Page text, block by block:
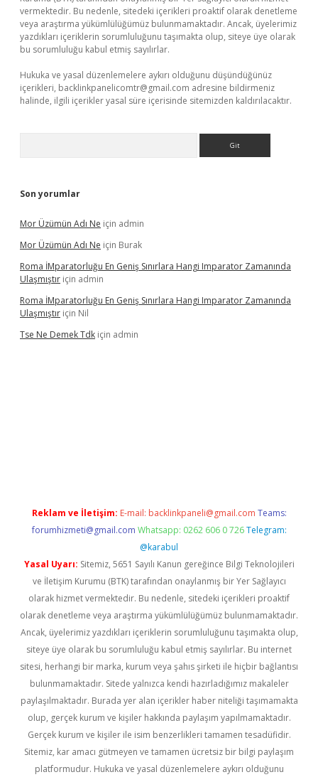
vermektedir. Bu nedenle, sitedeki içerikleri proaktif olarak denetleme
veya araştırma yükümlülüğümüz bulunmamaktadır. Ancak, üyelerimiz
yazdıkları içeriklerin sorumluluğunu taşımakta olup, siteye üye olarak
bu sorumluluğu kabul etmiş sayılırlar.
Hukuka ve yasal düzenlemelere aykırı olduğunu düşündüğünüz
içerikleri, backlinkpanelicomtr@gmail.com adresine bildirmeniz
halinde, ilgili içerikler yasal süre içerisinde sitemizden kaldırılacaktır.
Son yorumlar
Mor Üzümün Adı Ne için admin
Mor Üzümün Adı Ne için Burak
Roma İMparatorluğu En Geniş Sınırlara Hangi Imparator Zamanında
Ulaşmıştır için admin
Roma İMparatorluğu En Geniş Sınırlara Hangi Imparator Zamanında
Ulaşmıştır için Nil
Tse Ne Demek Tdk için admin
Reklam ve İletişim: E-mail: backlinkpaneli@gmail.com Teams:
forumhizmeti@gmail.com Whatsapp: 0262 606 0 726 Telegram:
@karabul
Yasal Uyarı: Sitemiz, 5651 Sayılı Kanun gereğince Bilgi Teknolojileri
ve İletişim Kurumu (BTK) tarafından onaylanmış bir Yer Sağlayıcı
olarak hizmet vermektedir. Bu nedenle, sitedeki içerikleri proaktif
olarak denetleme veya araştırma yükümlülüğümüz bulunmamaktadır.
Ancak, üyelerimiz yazdıkları içeriklerin sorumluluğunu taşımakta olup,
siteye üye olarak bu sorumluluğu kabul etmiş sayılırlar. Bu internet
sitesi, herhangi bir marka, kurum veya şahıs şirketi ile hiçbir bağlantısı
bulunmamaktadır. Sitede yalnızca kendi hazırladığımız makaleler
paylaşılmaktadır. Burada yer alan içerikler haber niteliği taşımamakta
olup, gerçek kurum ve kişiler hakkında paylaşım yapılmamaktadır.
Gerçek kurum ve kişiler ile isim benzerlikleri tamamen tesadüfidir.
Sitemiz, kar amacı gütmeyen ve tamamen ücretsiz bir bilgi paylaşım
platformudur. Hukuka ve yasal düzenlemelere aykırı olduğunu